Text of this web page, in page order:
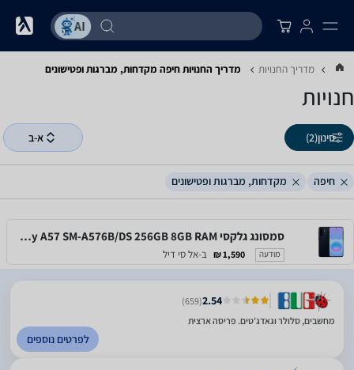
מדריך החנויות מדריך החנויות ‏חיפה ‏מקדחות, מברגות ופטישונים
חנויות
סינון(2) א-ב
חיפה מקדחות, מברגות ופטישונים
סמסונג גלקסי Samsung Galaxy A57 SM-A576B/DS 256GB 8GB RAM
מודעה 1,590 ₪ ב-אל סי דיל
2.54
(659)
מחשבים, סלולר וגאדג'טים. פריסה ארצית
לפרטים נוספים